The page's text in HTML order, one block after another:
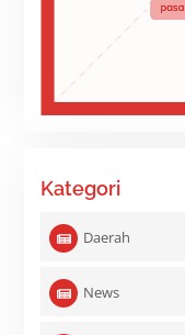
Kategori
Daerah
News